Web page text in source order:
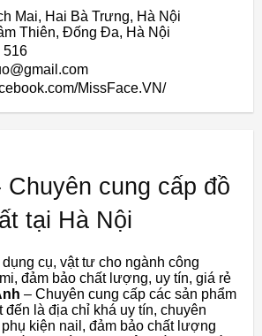
Mai, Hai Bà Trưng, Hà Nội
Thiên, Đống Đa, Hà Nội
516
MissFace.VN/
Chuyên cung cấp đồ
tại Hà Nội
cụ, vật tư cho ngành công
đảm bảo chất lượng, uy tín, giá rẻ
– Chuyên cung cấp các sản phẩm
là địa chỉ khá uy tín, chuyên
kiện nail, đảm bảo chất lượng